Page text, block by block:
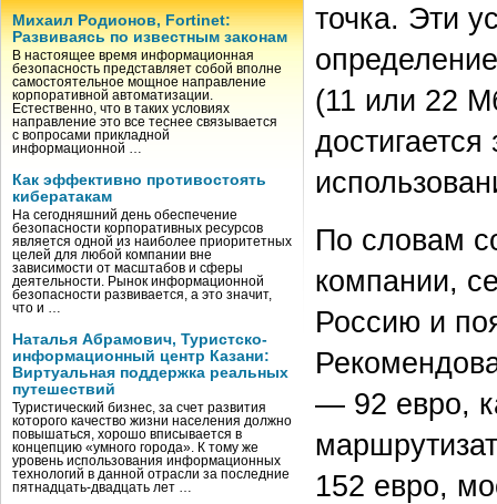
Михаил Родионов, Fortinet:
Развиваясь по известным законам
В настоящее время информационная
безопасность представляет собой вполне
самостоятельное мощное направление
корпоративной автоматизации.
Естественно, что в таких условиях
направление это все теснее связывается
с вопросами прикладной
информационной …
Как эффективно противостоять
кибератакам
На сегодняшний день обеспечение
безопасности корпоративных ресурсов
является одной из наиболее приоритетных
целей для любой компании вне
зависимости от масштабов и сферы
деятельности. Рынок информационной
безопасности развивается, а это значит,
что и …
Наталья Абрамович, Туристско-
информационный центр Казани:
Виртуальная поддержка реальных
путешествий
Туристический бизнес, за счет развития
которого качество жизни населения должно
повышаться, хорошо вписывается в
концепцию «умного города». К тому же
уровень использования информационных
технологий в данной отрасли за последние
пятнадцать-двадцать лет …
точка. Эти
(11 или 22
По словам
компании,
Россию и
— 92 евро,
152 евро,